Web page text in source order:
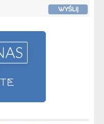
WYŚLIJ